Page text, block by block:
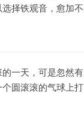
择铁观音，愈加
一天，可是忽然
圆滚滚的气球上